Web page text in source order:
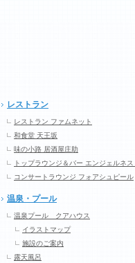
レストラン
レストラン ファムネット
和食堂 天王坂
味の小路 居酒屋庄助
トップラウンジ＆バー エンジェルネス
コンサートラウンジ フォアシュピール
温泉・プール
温泉プール クアハウス
イラストマップ
施設のご案内
露天風呂